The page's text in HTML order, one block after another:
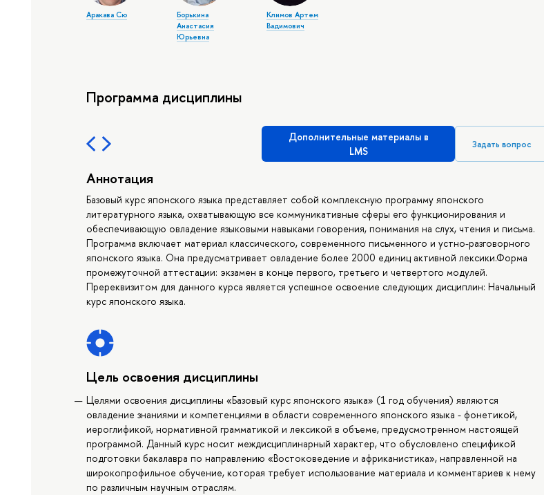
Аракава Сю
Борькина
Анастасия
Юрьевна
Климов Артем
Вадимович
Программа дисциплины
Дополнительные материалы в
LMS
Задать вопрос
Аннотация
Базовый курс японского языка представляет собой комплексную программу японского
литературного языка, охватывающую все коммуникативные сферы его функционирования и
обеспечивающую овладение языковыми навыками говорения, понимания на слух, чтения и письма.
Программа включает материал классического, современного письменного и устно-разговорного
японского языка. Она предусматривает овладение более 2000 единиц активной лексики.Форма
промежуточной аттестации: экзамен в конце первого, третьего и четвертого модулей.
Пререквизитом для данного курса является успешное освоение следующих дисциплин: Начальный
курс японского языка.
Цель освоения дисциплины
Целями освоения дисциплины «Базовый курс японского языка» (1 год обучения) являются
овладение знаниями и компетенциями в области современного японского языка - фонетикой,
иероглификой, нормативной грамматикой и лексикой в объеме, предусмотренном настоящей
программой. Данный курс носит междисциплинарный характер, что обусловлено спецификой
подготовки бакалавра по направлению «Востоковедение и африканистика», направленной на
широкопрофильное обучение, которая требует использование материала и комментариев к нему
по различным научным отраслям.